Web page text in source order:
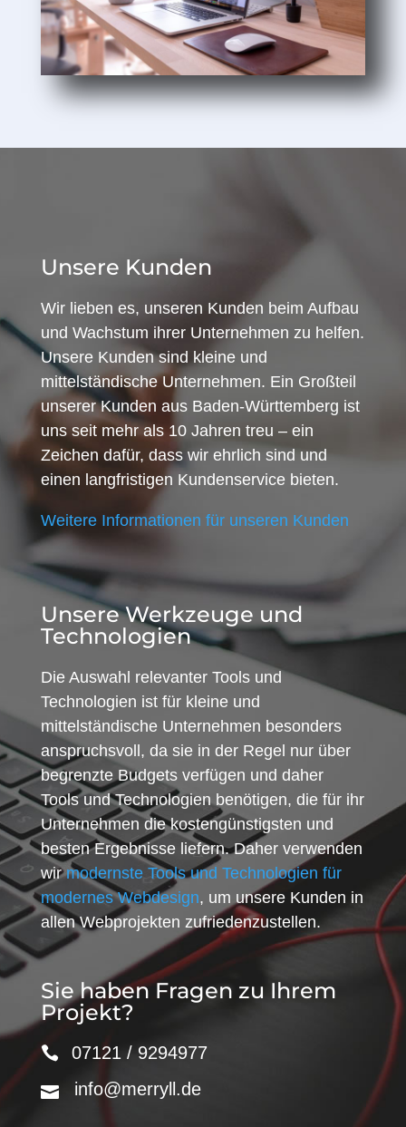
Unsere Kunden
Wir lieben es, unseren Kunden beim Aufbau
und Wachstum ihrer Unternehmen zu helfen.
Unsere Kunden sind kleine und
mittelständische Unternehmen. Ein Großteil
unserer Kunden aus Baden-Württemberg ist
uns seit mehr als 10 Jahren treu – ein
Zeichen dafür, dass wir ehrlich sind und
einen langfristigen Kundenservice bieten.
Weitere Informationen für unseren Kunden
Unsere Werkzeuge und
Technologien
Die Auswahl relevanter Tools und
Technologien ist für kleine und
mittelständische Unternehmen besonders
anspruchsvoll, da sie in der Regel nur über
begrenzte Budgets verfügen und daher
Tools und Technologien benötigen, die für ihr
Unternehmen die kostengünstigsten und
besten Ergebnisse liefern. Daher verwenden
wirmodernste Tools und Technologien für
modernes Webdesign, um unsere Kunden in
allen Webprojekten zufriedenzustellen.
Sie haben Fragen zu Ihrem
Projekt?
07121 / 9294977
info@merryll.de